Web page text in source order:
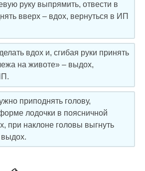
руку выпрямить, отвести в
вверх – вдох, вернуться в ИП
вдох и, сгибая руки принять
на животе» – выдох,
приподнять голову,
лодочки в поясничной
при наклоне головы выгнуть
выдох.